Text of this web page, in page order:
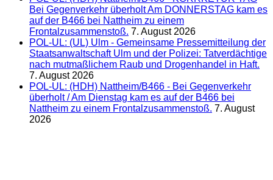
Bei Gegenverkehr überholt Am DONNERSTAG kam es
auf der B466 bei Nattheim zu einem
Frontalzusammenstoß. 7. August 2026
POL-UL: (UL) Ulm - Gemeinsame Pressemitteilung der
Staatsanwaltschaft Ulm und der Polizei: Tatverdächtige
nach mutmaßlichem Raub und Drogenhandel in Haft.
7. August 2026
POL-UL: (HDH) Nattheim/B466 - Bei Gegenverkehr
überholt / Am Dienstag kam es auf der B466 bei
Nattheim zu einem Frontalzusammenstoß. 7. August
2026